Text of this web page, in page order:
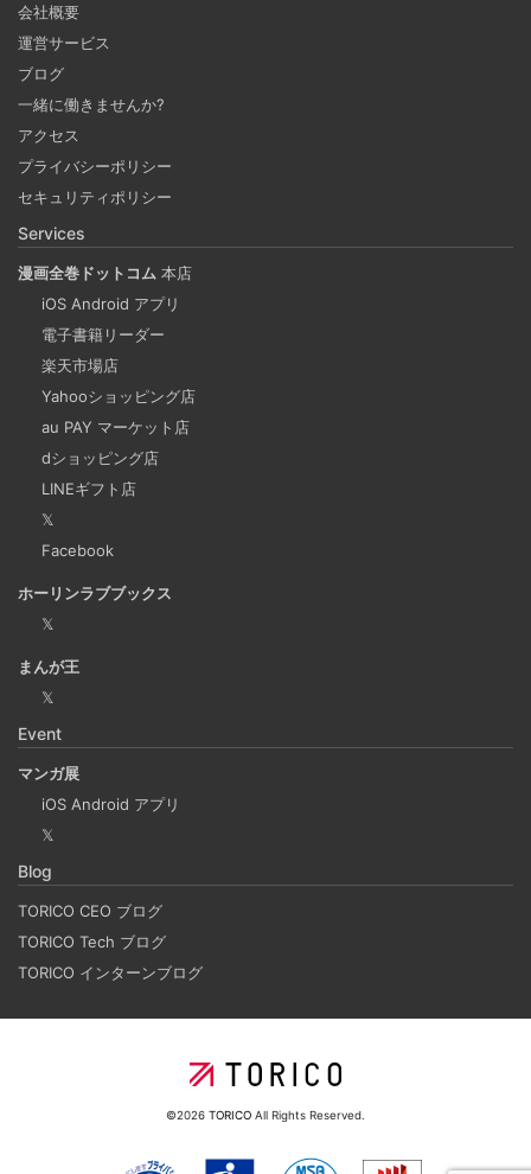
Coima + Rosetta 2 で、Apple Silicon 上で x86_64
の Docker イメージをビルドする (Docker desktop
やめる)
2025-03-24
Docker Desktop を使わずに、Mac で x86 の Docker イメ
ージのビルドをする手順を書いています。Colima と
Rosetta2 を使って、クロスアーキテクチャーでビルドする
方法です。Lima, QEmu, nerdctl の実例も記載しています。
2025-03-21
についてご紹介します。 Slackでは、業務で決めたことや会
議の開始前にリマインダーを設定しておくと、とても便利
です。 忙しいと、いくらスケジュールを頭に入れていて
も、仕事に没頭してしまい、他の業務や会議の開始時間を
過ぎてしまうことがあります。そんな経験がある方には、
この機能が非常に役立つと思います。
Laravelを使って簡単にReactを開発できる環境を作
成する
2025-03-18
Laravelを使って簡単にReactの開発環境を構築する。 以前
はPython（Django）＋React（TypeScript）で挫折した
が、今回は得意なPHP（Laravel）をバックエンドにするこ
とで、Reactの学習に集中できる環境を整える。 また、低
コストで構築し、トラブル時の原因特定を容易にすること
を目的としています。
ホーリンラブブックスのリニューアルした時の話
ラブブックスがあります。
2024年のTORICOの社内勉強会の内容
会社概要
運営サービス
ブログ
一緒に働きませんか?
アクセス
プライバシーポリシー
セキュリティポリシー
Services
漫画全巻ドットコム 本店
iOS Android アプリ
電子書籍リーダー
楽天市場店
Yahooショッピング店
au PAY マーケット店
dショッピング店
LINEギフト店
𝕏
Facebook
ホーリンラブブックス
𝕏
まんが王
𝕏
Event
マンガ展
iOS Android アプリ
𝕏
Blog
TORICO CEO ブログ
TORICO Tech ブログ
TORICO インターンブログ
©2026 TORICO All Rights Reserved.